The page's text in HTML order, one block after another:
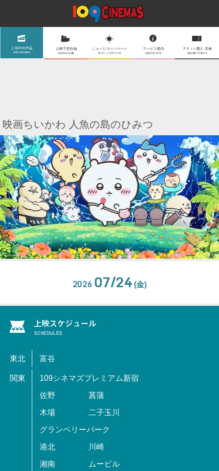
映画ちいかわ 人魚の島のひみつ
2026 07/24(金)
東北 富谷
関東 109シネマズプレミアム新宿
佐野 菖蒲
木場 二子玉川
グランベリーパーク
港北 川崎
湘南 ムービル